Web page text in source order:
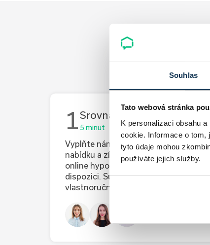
Souhlas
Tato webová stránka
K personalizaci obsahu
cookie. Informace o
tyto údaje mohou
používáte jejich služby.
1Srovnání všech hypoték v
5 minut
Vyplňte nám co nejvíce informací,
nabídku a získáte lepší podmínky.
online hypotečního specialistu, který
dispozici. Superkonkrétní nabídku
vlastnoruční kontrole do druhého dne.